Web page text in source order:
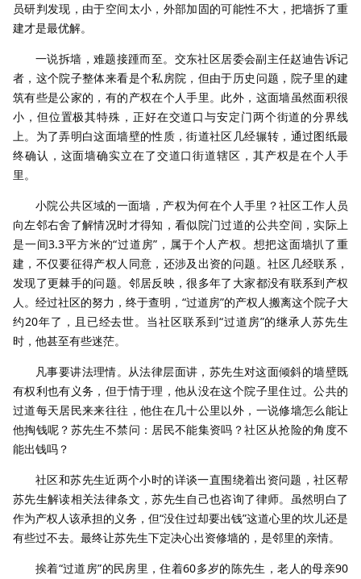
员研判发现，由于空间太小，外部加固的可能性不大，把墙拆了重
建才是最优解。
一说拆墙，难题接踵而至。交东社区居委会副主任赵迪告诉记
者，这个院子整体来看是个私房院，但由于历史问题，院子里的建
筑有些是公家的，有的产权在个人手里。此外，这面墙虽然面积很
小，但位置极其特殊，正好在交道口与安定门两个街道的分界线
上。为了弄明白这面墙壁的性质，街道社区几经辗转，通过图纸最
终确认，这面墙确实立在了交道口街道辖区，其产权是在个人手
里。
小院公共区域的一面墙，产权为何在个人手里？社区工作人员
向左邻右舍了解情况时才得知，看似院门过道的公共空间，实际上
是一间3.3平方米的“过道房”，属于个人产权。想把这面墙扒了重
建，不仅要征得产权人同意，还涉及出资的问题。社区几经联系，
发现了更棘手的问题。邻居反映，很多年了大家都没有联系到产权
人。经过社区的努力，终于查明，“过道房”的产权人搬离这个院子大
约20年了，且已经去世。当社区联系到“过道房”的继承人苏先生
时，他甚至有些迷茫。
凡事要讲法理情。从法律层面讲，苏先生对这面倾斜的墙壁既
有权利也有义务，但于情于理，他从没在这个院子里住过。公共的
过道每天居民来来往往，他住在几十公里以外，一说修墙怎么能让
他掏钱呢？苏先生不禁问：居民不能集资吗？社区从抢险的角度不
能出钱吗？
社区和苏先生近两个小时的详谈一直围绕着出资问题，社区帮
苏先生解读相关法律条文，苏先生自己也咨询了律师。虽然明白了
作为产权人该承担的义务，但“没住过却要出钱”这道心里的坎儿还是
有些过不去。 最终让苏先生下定决心出资修墙的，是邻里的亲情。
挨着“过道房”的民房里，住着60多岁的陈先生，老人的母亲90